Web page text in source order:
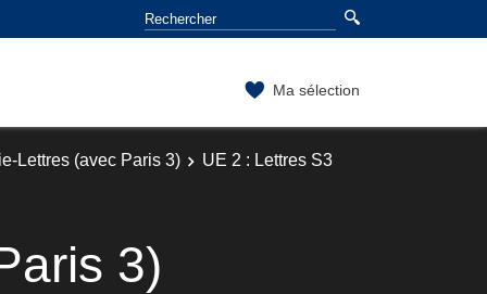
Ma sélection
Lettres (avec Paris 3)
UE 2 : Lettres S3
3)